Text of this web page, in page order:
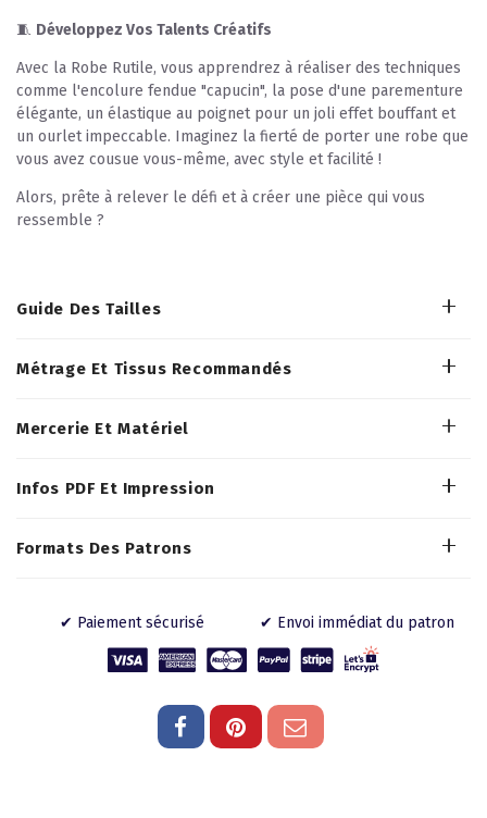
🧵 Développez Vos Talents Créatifs
Avec la Robe Rutile, vous apprendrez à réaliser des techniques
comme l'encolure fendue "capucin", la pose d'une parementure
élégante, un élastique au poignet pour un joli effet bouffant et
un ourlet impeccable. Imaginez la fierté de porter une robe que
vous avez cousue vous-même, avec style et facilité !
Alors, prête à relever le défi et à créer une pièce qui vous
ressemble ?
Guide Des Tailles
Métrage Et Tissus Recommandés
Mercerie Et Matériel
Infos PDF Et Impression
Formats Des Patrons
✔ Paiement sécurisé ✔ Envoi immédiat du patron